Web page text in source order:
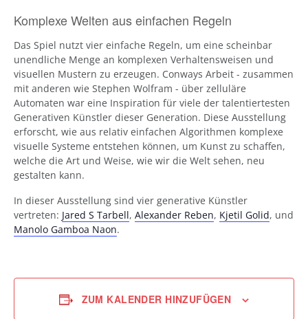
Komplexe Welten aus einfachen Regeln
Das Spiel nutzt vier einfache Regeln, um eine scheinbar
unendliche Menge an komplexen Verhaltensweisen und
visuellen Mustern zu erzeugen. Conways Arbeit - zusammen
mit anderen wie Stephen Wolfram - über zelluläre
Automaten war eine Inspiration für viele der talentiertesten
Generativen Künstler dieser Generation. Diese Ausstellung
erforscht, wie aus relativ einfachen Algorithmen komplexe
visuelle Systeme entstehen können, um Kunst zu schaffen,
welche die Art und Weise, wie wir die Welt sehen, neu
gestalten kann.
In dieser Ausstellung sind vier generative Künstler
vertreten: Jared S Tarbell, Alexander Reben, Kjetil Golid, und
Manolo Gamboa Naon.
ZUM KALENDER HINZUFÜGEN